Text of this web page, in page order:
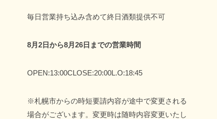
毎日営業持ち込み含めて終日酒類提供不可
8月2日から8月26日までの営業時間
OPEN:13:00CLOSE:20:00L.O:18:45
※札幌市からの時短要請内容が途中で変更される
場合がございます。変更時は随時内容変更いたし